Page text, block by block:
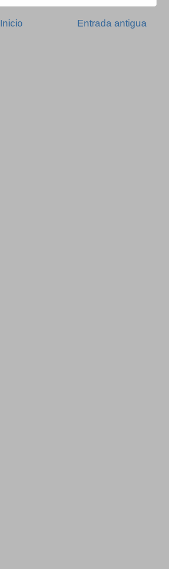
Entrada antigua
Inicio